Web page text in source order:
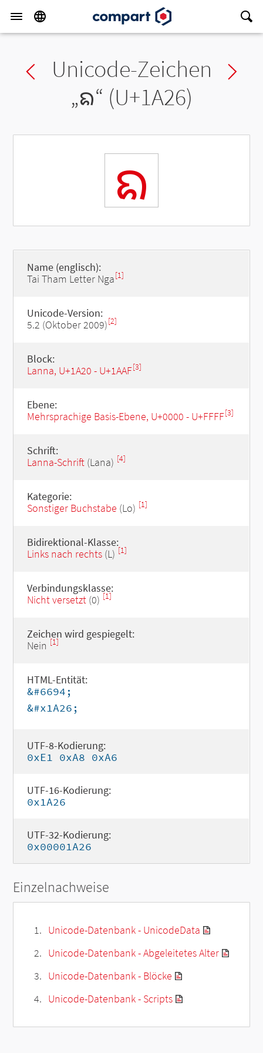
Previous char
Unicode-Zeichen
„ᨦ“ (U+1A26)
ᨦ
Name (englisch):
Tai Tham Letter Nga[1]
Unicode-Version:
5.2 (Oktober 2009)[2]
Block:
Lanna, U+1A20 - U+1AAF[3]
Ebene:
Mehrsprachige Basis-Ebene, U+0000 - U+FFFF[3]
Schrift:
Lanna-Schrift(Lana) [4]
Kategorie:
Sonstiger Buchstabe (Lo) [1]
Bidirektional-Klasse:
Links nach rechts(L) [1]
Verbindungsklasse:
Nicht versetzt(0) [1]
Zeichen wird gespiegelt:
Nein [1]
HTML-Entität:
&#6694;
&#x1A26;
UTF-8-Kodierung:
0xE1 0xA8 0xA6
UTF-16-Kodierung:
0x1A26
UTF-32-Kodierung:
0x00001A26
Einzelnachweise
Unicode-Datenbank - UnicodeData
Unicode-Datenbank - Abgeleitetes Alter
Unicode-Datenbank - Blöcke
Unicode-Datenbank - Scripts